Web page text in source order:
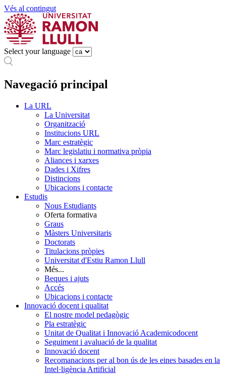
Vés al contingut
Select your language
Navegació principal
La URL
La Universitat
Organització
Institucions URL
Marc estratègic
Marc legislatiu i normativa pròpia
Aliances i xarxes
Dades i Xifres
Distincions
Ubicacions i contacte
Estudis
Nous Estudiants
Oferta formativa
Graus
Màsters Universitaris
Doctorats
Titulacions pròpies
Universitat d'Estiu Ramon Llull
Més...
Beques i ajuts
Accés
Ubicacions i contacte
Innovació docent i qualitat
El nostre model pedagògic
Pla estratègic
Unitat de Qualitat i Innovació Academicodocent
Seguiment i avaluació de la qualitat
Innovació docent
Recomanacions per al bon ús de les eines basades en la
Intel·ligència Artificial